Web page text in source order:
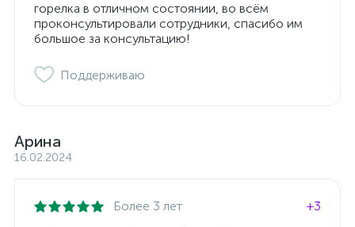
горелка в отличном состоянии, во всём
проконсультировали сотрудники, спасибо им
большое за консультацию!
Поддерживаю
Арина
16.02.2024
Более 3 лет
+3